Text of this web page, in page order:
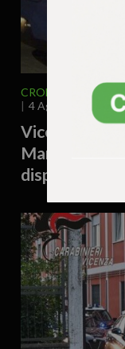
CRONACA
4 Agosto 2026 -
Vicenza,
Marzo:
disposto il